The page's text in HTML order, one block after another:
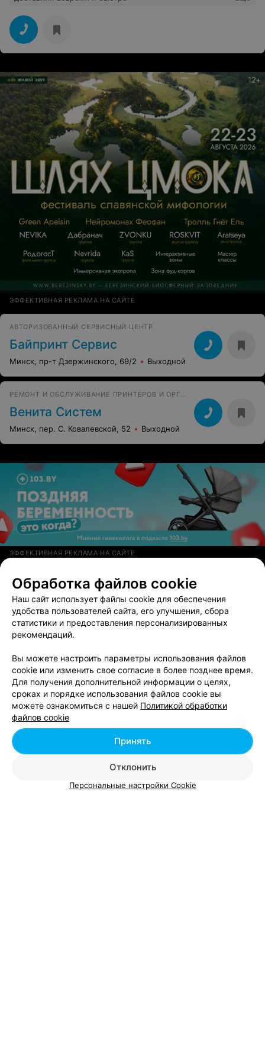
ЭФФЕКТИВНАЯ РЕКЛАМА НА САЙТЕ
АВТОРИЗОВАННЫЙ СЕРВИСНЫЙ ЦЕНТР
Байпринт Сервис
Минск, пр-т Дзержинского, 69/2 Выходной
РЕМОНТ И ОБСЛУЖИВАНИЕ ПРИНТЕРОВ И ОРГТЕХНИКИ
Венита Систем
Минск, пер. С. Ковалевской, 52 Выходной
ЭФФЕКТИВНАЯ РЕКЛАМА НА САЙТЕ
Вам будет интересно
Ремонт компьютеров и ноутбуков возле метро
Ремонт компьютеров и ноутбуков возле метро
Площадь Победы
Ремонт компьютеров и ноутбуков возле метро
Площадь Якуба Коласа
Обработка файлов cookie
Наш сайт использует файлы cookie для обеспечения
удобства пользователей сайта, его улучшения, сбора
статистики и предоставления персонализированных
рекомендаций.
Вы можете настроить параметры использования файлов
cookie или изменить свое согласие в более позднее время.
Для получения дополнительной информации о целях,
сроках и порядке использования файлов cookie вы
можете ознакомиться с нашей Политикой обработки
файлов cookie
Отклонить
Принять
Персональные настройки Cookie